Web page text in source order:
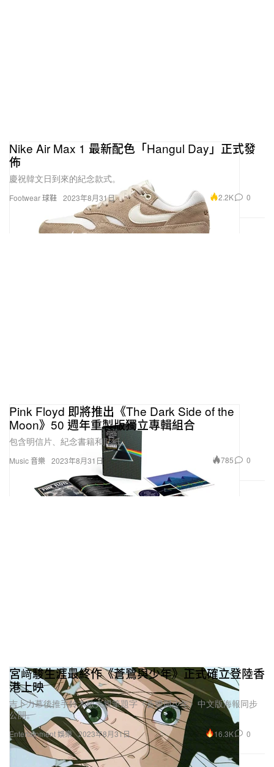
Footwear 球鞋
Nike Air Max 1 最新配色「Hangul Day」正式發
佈
慶祝韓文日到來的紀念款式。
2023年8月31日 2.2K 0
Music 音樂
Pink Floyd 即將推出《The Dark Side of the
Moon》50 週年重製版獨立專輯組合
包含明信片、紀念書籍和貼紙。
2023年8月31日 785 0
Entertainment 娛樂
宮﨑駿生涯最終作《蒼鷺與少年》正式確立登陸香
港上映
吉卜力幕後推手鈴木敏夫親筆題字《蒼鷺與少年》中文版海報同步
公開。
2023年8月31日 16.3K 0